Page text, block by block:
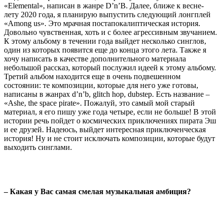
«Elemental», написан в жанре D’n’B. Далее, ближе к весне-
лету 2020 года, я планирую выпустить следующий лонгплей
«Among us». Это мрачная постапокалиптическая история.
Довольно чувственная, хоть и с более агрессивным звучанием.
К этому альбому в течении года выйдет несколько синглов,
один из которых появится еще до конца этого лета. Также я
хочу написать в качестве дополнительного материала
небольшой рассказ, который послужил идеей к этому альбому.
Третий альбом находится еще в очень подвешенном
состоянии: те композиции, которые для него уже готовы,
написаны в жанрах d’n’b, glitch hop, dubstep. Есть название –
«Ashe, the space pirate». Пожалуй, это самый мой старый
материал, я его пишу уже года четыре, если не больше! В этой
истории речь пойдет о космических приключениях пирата Эш
и ее друзей. Надеюсь, выйдет интересная приключенческая
история! Ну и не стоит исключать композиции, которые будут
выходить синглами.
– Какая у Вас самая смелая музыкальная амбиция?